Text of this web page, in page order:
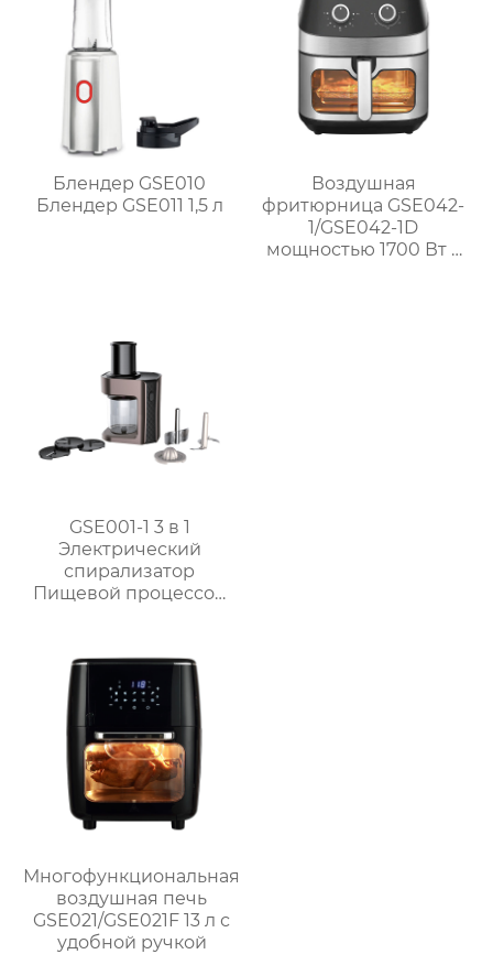
Блендер GSE010
Блендер GSE011 1,5 л
Воздушная
фритюрница GSE042-
1/GSE042-1D
мощностью 1700 Вт с
GSE001-1 3 в 1
Электрический
спирализатор
Пищевой процессор
Многофункциональная
воздушная печь
GSE021/GSE021F 13 л с
удобной ручкой